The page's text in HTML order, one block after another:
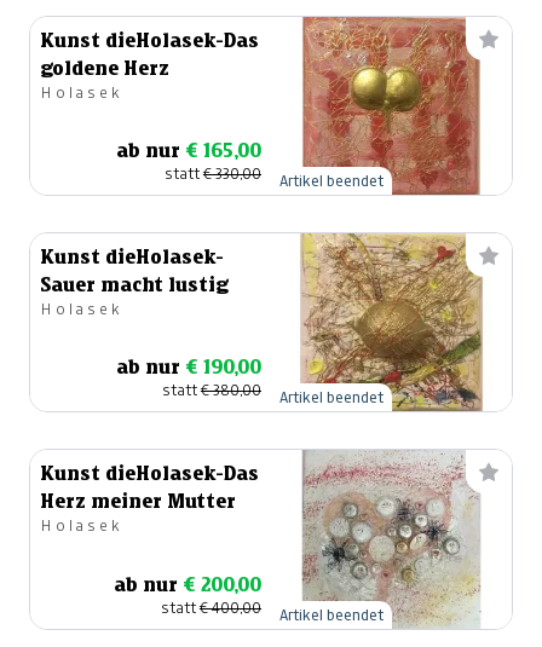
Kunst dieHolasek-Das
goldene Herz
Holasek
ab nur € 165,00
statt€ 330,00 Artikel beendet
Kunst dieHolasek-
Sauer macht lustig
Holasek
ab nur € 190,00
statt€ 380,00 Artikel beendet
Kunst dieHolasek-Das
Herz meiner Mutter
Holasek
ab nur € 200,00
statt€ 400,00 Artikel beendet